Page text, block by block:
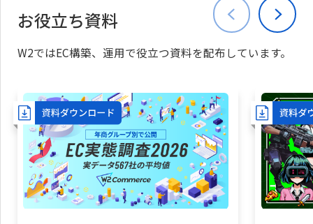
お役立ち資料
W2ではEC構築、運用で役立つ資料を配布しています。